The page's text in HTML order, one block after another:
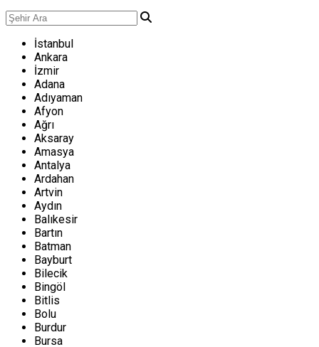
İstanbul
Ankara
İzmir
Adana
Adıyaman
Afyon
Ağrı
Aksaray
Amasya
Antalya
Ardahan
Artvin
Aydın
Balıkesir
Bartın
Batman
Bayburt
Bilecik
Bingöl
Bitlis
Bolu
Burdur
Bursa